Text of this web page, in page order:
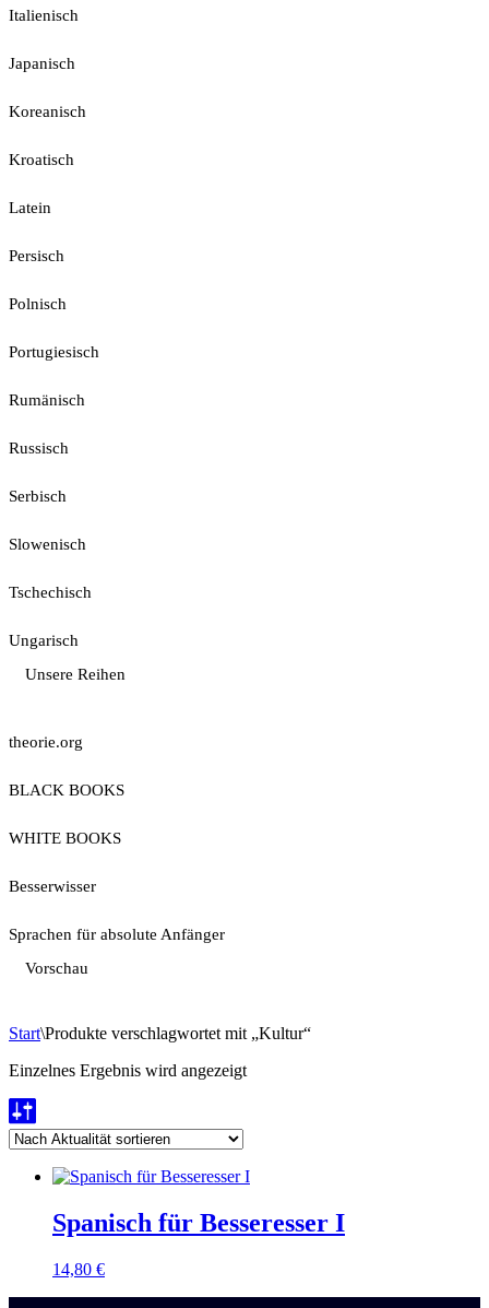
Italienisch
Japanisch
Koreanisch
Kroatisch
Latein
Persisch
Polnisch
Portugiesisch
Rumänisch
Russisch
Serbisch
Slowenisch
Tschechisch
Ungarisch
Unsere Reihen
theorie.org
BLACK BOOKS
WHITE BOOKS
Besserwisser
Sprachen für absolute Anfänger
Vorschau
Start\Produkte verschlagwortet mit „Kultur“
Einzelnes Ergebnis wird angezeigt
Spanisch für Besseresser I
14,80 €